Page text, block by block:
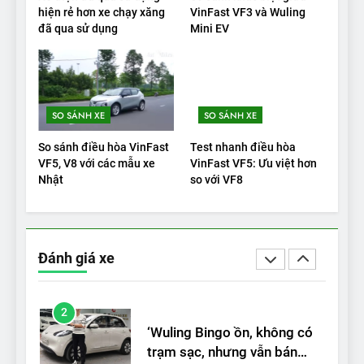
hiện rẻ hơn xe chạy xăng
đã qua sử dụng
VinFast VF3 và Wuling
Mini EV
SO SÁNH XE
So sánh điều hòa VinFast
VF5, V8 với các mẫu xe
Nhật
SO SÁNH XE
Test nhanh điều hòa
VinFast VF5: Ưu việt hơn
so với VF8
Đánh giá xe
Đánh giá: Người đam mê xe
điện Hyundai Ioniq 5 N 2025
1
Xe tốt nhất để mua năm
2025: Green Car Reports
nêu tên 5 người vào chung
kết – Mỹ
ĐÁNH GIÁ XE
‘Wuling Bingo ồn, không có
trạm sạc, nhưng vẫn bán
được nếu biết cách’
3
VinFast VF8 chinh phục Tây
Tạng: ‘Tự hào là đoàn xe